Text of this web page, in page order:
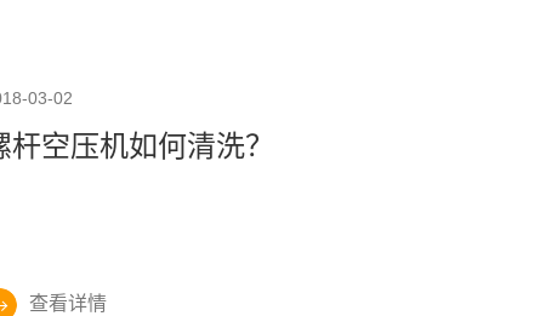
03-02
杆空压机如何清洗？
查看详情